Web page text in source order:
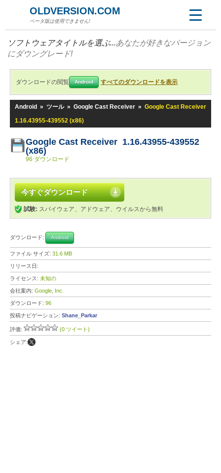
OLDVERSION.COM
ベータ版は使用できません!
ソフトウェアタイトルを選ぶ...あなたが好きなバージョン
にダウングレード!
ダウンロードの閲覧 Android すべてのダウンロードを表示
Android » ツール » Google Cast Receiver » Google Cast Receiver
1.16.43955-439552 (x86)
Google Cast Receiver 1.16.43955-439552
(x86)
96 ダウンロード
今すぐダウンロード
試験: スパイウェア、アドウェア、ウイルスから無料
ダウンロード: Android
ファイル サイズ: 31.6 MB
リリース日:
ライセンス: 未知の
会社案内: Google, Inc.
ダウンロード: 96
投稿ナビゲーション: Shane_Parkar
評価: (0 ツイート)
シェア: